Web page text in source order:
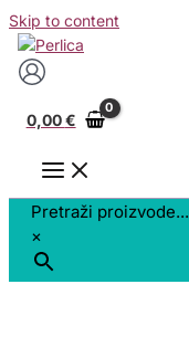
Skip to content
0,00€
Pretraži proizvode...
×